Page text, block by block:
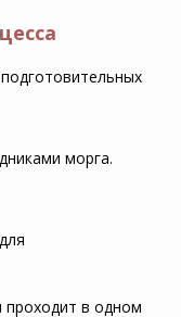
морга.
в одном